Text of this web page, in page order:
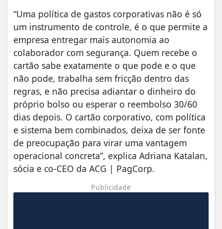
“Uma política de gastos corporativas não é só
um instrumento de controle, é o que permite a
empresa entregar mais autonomia ao
colaborador com segurança. Quem recebe o
cartão sabe exatamente o que pode e o que
não pode, trabalha sem fricção dentro das
regras, e não precisa adiantar o dinheiro do
próprio bolso ou esperar o reembolso 30/60
dias depois. O cartão corporativo, com política
e sistema bem combinados, deixa de ser fonte
de preocupação para virar uma vantagem
operacional concreta”, explica Adriana Katalan,
sócia e co-CEO da ACG | PagCorp.
Publicidade